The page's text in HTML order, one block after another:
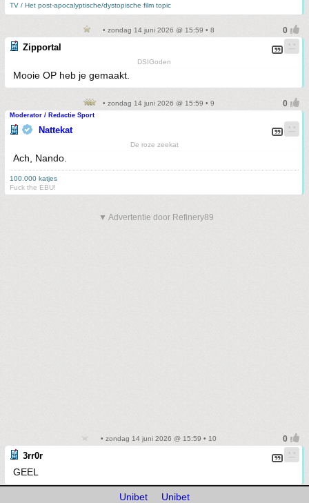
TV / Het post-apocalyptische/dystopische film topic
• zondag 14 juni 2026 @ 15:59 • 8
Zipportal
DSIGoden
Mooie OP heb je gemaakt.
• zondag 14 juni 2026 @ 15:59 • 9
Moderator / Redactie Sport
Nattekat
De roze zeekat
Ach, Nando.
100.000 katjes
Fuck the EBU!
▼ Advertentie door Refinery89
• zondag 14 juni 2026 @ 15:59 • 10
3rr0r
GEEL
Unibet Unibet